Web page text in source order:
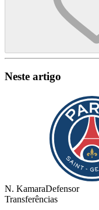
Neste artigo
N. KamaraDefensor
Transferências